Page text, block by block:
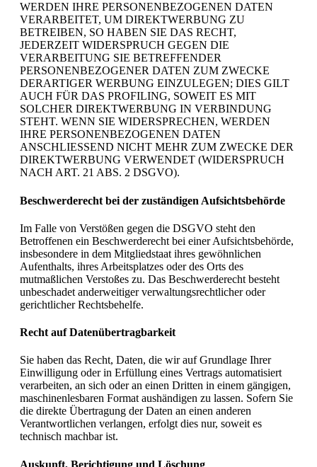
WERDEN IHRE PERSONENBEZOGENEN DATEN
VERARBEITET, UM DIREKTWERBUNG ZU
BETREIBEN, SO HABEN SIE DAS RECHT,
JEDERZEIT WIDERSPRUCH GEGEN DIE
VERARBEITUNG SIE BETREFFENDER
PERSONENBEZOGENER DATEN ZUM ZWECKE
DERARTIGER WERBUNG EINZULEGEN; DIES GILT
AUCH FÜR DAS PROFILING, SOWEIT ES MIT
SOLCHER DIREKTWERBUNG IN VERBINDUNG
STEHT. WENN SIE WIDERSPRECHEN, WERDEN
IHRE PERSONENBEZOGENEN DATEN
ANSCHLIESSEND NICHT MEHR ZUM ZWECKE DER
DIREKTWERBUNG VERWENDET (WIDERSPRUCH
NACH ART. 21 ABS. 2 DSGVO).
Beschwerde­recht bei der zuständigen Aufsichts­behörde
Im Falle von Verstößen gegen die DSGVO steht den
Betroffenen ein Beschwerderecht bei einer Aufsichtsbehörde,
insbesondere in dem Mitgliedstaat ihres gewöhnlichen
Aufenthalts, ihres Arbeitsplatzes oder des Orts des
mutmaßlichen Verstoßes zu. Das Beschwerderecht besteht
unbeschadet anderweitiger verwaltungsrechtlicher oder
gerichtlicher Rechtsbehelfe.
Recht auf Daten­übertrag­barkeit
Sie haben das Recht, Daten, die wir auf Grundlage Ihrer
Einwilligung oder in Erfüllung eines Vertrags automatisiert
verarbeiten, an sich oder an einen Dritten in einem gängigen,
maschinenlesbaren Format aushändigen zu lassen. Sofern Sie
die direkte Übertragung der Daten an einen anderen
Verantwortlichen verlangen, erfolgt dies nur, soweit es
technisch machbar ist.
Auskunft, Berichtigung und Löschung